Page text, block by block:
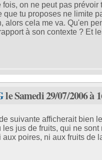
fois, on ne peut pas prévoir
que tu proposes ne limite
alors cela me va. Qu'en
à son contexte ? Et
le Samedi 29/07/2006 à
suivante afficherait bien
les jus de fruits, qui ne sont
aux poires, ni aux fruits de